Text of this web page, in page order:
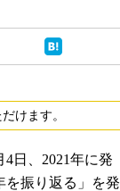
けます。
4日、2021年に発
を振り返る」を発